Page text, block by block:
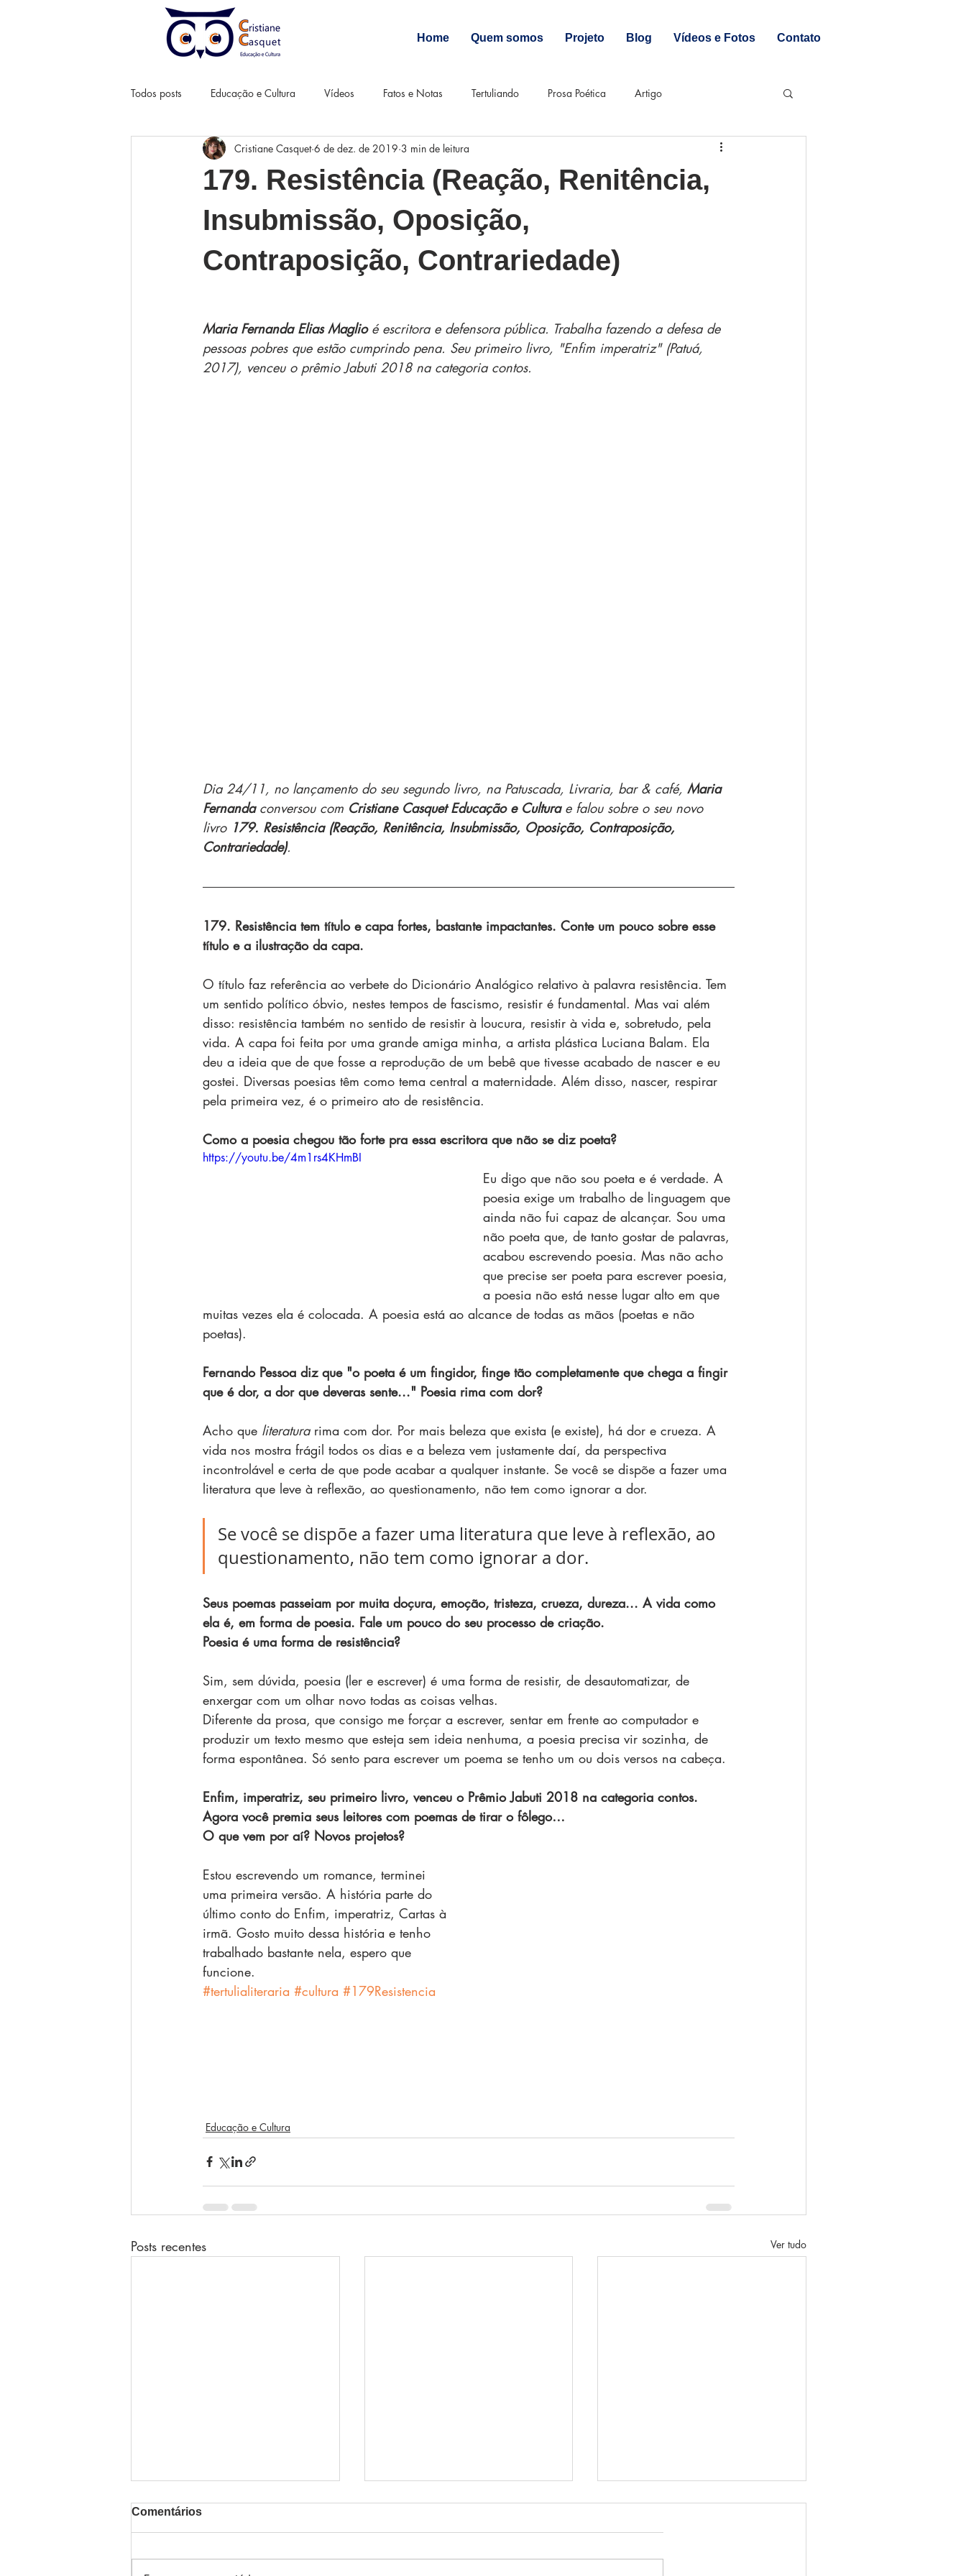
Home Quem somos Projeto Blog Vídeos e Fotos Contato
Todos posts Educação e Cultura Vídeos Fatos e Notas Tertuliando Prosa Poética Artigo
179. Resistência (Reação, Renitência,
Insubmissão, Oposição,
Contraposição, Contrariedade)
Cristiane Casquet 6 de dez. de 2019 3 min de leitura
Maria Fernanda Elias Maglio é escritora e defensora pública. Trabalha fazendo a defesa de
pessoas pobres que estão cumprindo pena. Seu primeiro livro, "Enfim imperatriz" (Patuá,
2017), venceu o prêmio Jabuti 2018 na categoria contos.
Dia 24/11, no lançamento do seu segundo livro, na Patuscada, Livraria, bar & café, Maria
Fernanda conversou com Cristiane Casquet Educação e Cultura e falou sobre o seu novo
livro 179. Resistência (Reação, Renitência, Insubmissão, Oposição, Contraposição,
Contrariedade).
179. Resistência tem título e capa fortes, bastante impactantes. Conte um pouco sobre esse
título e a ilustração da capa.
O título faz referência ao verbete do Dicionário Analógico relativo à palavra resistência. Tem
um sentido político óbvio, nestes tempos de fascismo, resistir é fundamental. Mas vai além
disso: resistência também no sentido de resistir à loucura, resistir à vida e, sobretudo, pela
vida. A capa foi feita por uma grande amiga minha, a artista plástica Luciana Balam. Ela
deu a ideia que de que fosse a reprodução de um bebê que tivesse acabado de nascer e eu
gostei. Diversas poesias têm como tema central a maternidade. Além disso, nascer, respirar
pela primeira vez, é o primeiro ato de resistência.
Como a poesia chegou tão forte pra essa escritora que não se diz poeta?
https://youtu.be/4m1rs4KHmBI
Eu digo que não sou poeta e é verdade. A
poesia exige um trabalho de linguagem que
ainda não fui capaz de alcançar. Sou uma
não poeta que, de tanto gostar de palavras,
acabou escrevendo poesia. Mas não acho
que precise ser poeta para escrever poesia,
a poesia não está nesse lugar alto em que
muitas vezes ela é colocada. A poesia está ao alcance de todas as mãos (poetas e não
poetas).
Fernando Pessoa diz que "o poeta é um fingidor, finge tão completamente que chega a fingir
que é dor, a dor que deveras sente..." Poesia rima com dor?
Acho que literatura rima com dor. Por mais beleza que exista (e existe), há dor e crueza. A
vida nos mostra frágil todos os dias e a beleza vem justamente daí, da perspectiva
incontrolável e certa de que pode acabar a qualquer instante. Se você se dispõe a fazer uma
literatura que leve à reflexão, ao questionamento, não tem como ignorar a dor.
Se você se dispõe a fazer uma literatura que leve à reflexão, ao
questionamento, não tem como ignorar a dor.
Seus poemas passeiam por muita doçura, emoção, tristeza, crueza, dureza... A vida como
ela é, em forma de poesia. Fale um pouco do seu processo de criação.
Poesia é uma forma de resistência?
Sim, sem dúvida, poesia (ler e escrever) é uma forma de resistir, de desautomatizar, de
enxergar com um olhar novo todas as coisas velhas.
Diferente da prosa, que consigo me forçar a escrever, sentar em frente ao computador e
produzir um texto mesmo que esteja sem ideia nenhuma, a poesia precisa vir sozinha, de
forma espontânea. Só sento para escrever um poema se tenho um ou dois versos na cabeça.
Enfim, imperatriz, seu primeiro livro, venceu o Prêmio Jabuti 2018 na categoria contos.
Agora você premia seus leitores com poemas de tirar o fôlego…
O que vem por aí? Novos projetos?
Estou escrevendo um romance, terminei
uma primeira versão. A história parte do
último conto do Enfim, imperatriz, Cartas à
irmã. Gosto muito dessa história e tenho
trabalhado bastante nela, espero que
funcione.
#tertulialiteraria #cultura #179Resistencia
Educação e Cultura
Posts recentes Ver tudo
Comentários